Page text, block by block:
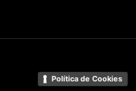
Política de Cookies